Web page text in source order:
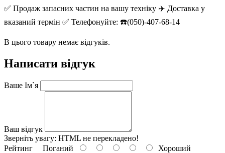
✅ Продаж запасних частин на вашу техніку ✈️ Доставка у
вказаний термін ✅ Телефонуйте: ☎️(050)-407-68-14
В цього товару немає відгуків.
Написати відгук
Ваше Ім`я
Ваш відгук
Зверніть увагу: HTML не перекладено!
Рейтинг Поганий Хороший